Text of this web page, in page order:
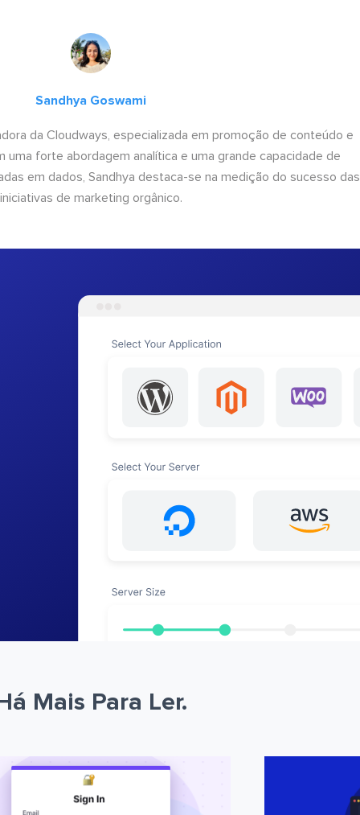
Sandhya Goswami
da Cloudways, especializada em promoção de conteúdo e
uma forte abordagem analítica e uma grande capacidade de
em dados, Sandhya destaca-se na medição do sucesso das
iniciativas de marketing orgânico.
Há Mais Para Ler.